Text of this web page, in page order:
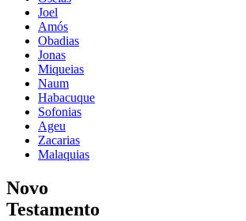
Joel
Amós
Obadias
Jonas
Miqueias
Naum
Habacuque
Sofonias
Ageu
Zacarias
Malaquias
Novo
Testamento